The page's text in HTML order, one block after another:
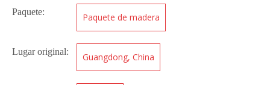
Paquete: Paquete de madera
Lugar original: Guangdong, China